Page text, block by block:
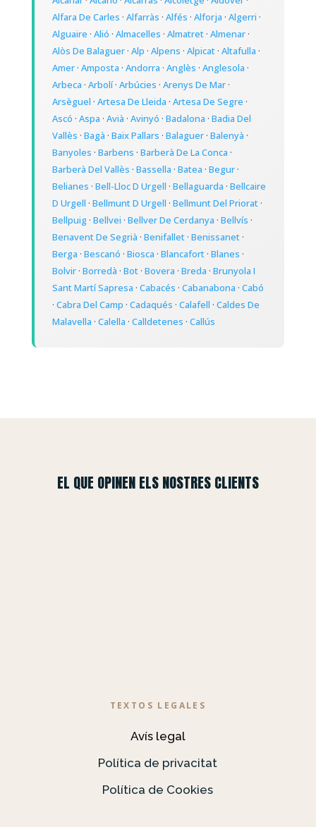
Alfara De Carles · Alfarràs · Alfés · Alforja · Algerri ·
Alguaire · Alió · Almacelles · Almatret· Almenar·
Alòs De Balaguer· Alp · Alpens · Alpicat· Altafulla ·
Amer· Amposta · Andorra · Anglès · Anglesola ·
Arbeca · Arbolí· Arbúcies · Arenys De Mar·
Arsèguel · Artesa De Lleida · Artesa De Segre ·
Ascó · Aspa · Avià · Avinyó · Badalona · Badia Del
Vallès · Bagà · Baix Pallars · Balaguer· Balenyà ·
Banyoles · Barbens · Barberà De La Conca ·
Barberà Del Vallès · Bassella · Batea · Begur·
Belianes · Bell-Lloc D Urgell · Bellaguarda · Bellcaire
D Urgell · Bellmunt D Urgell · Bellmunt Del Priorat·
Bellpuig· Bellvei · Bellver De Cerdanya · Bellvís ·
Benavent De Segrià · Benifallet· Benissanet·
Berga · Bescanó · Biosca · Blancafort· Blanes ·
Bolvir· Borredà · Bot· Bovera · Breda · Brunyola I
Sant Martí Sapresa · Cabacés · Cabanabona · Cabó
· Cabra Del Camp · Cadaqués · Calafell · Caldes De
Malavella · Calella · Calldetenes · Callús
EL QUE OPINEN ELS NOSTRES CLIENTS
TEXTOS LEGALES
Avís legal
Política de privacitat
Política de Cookies